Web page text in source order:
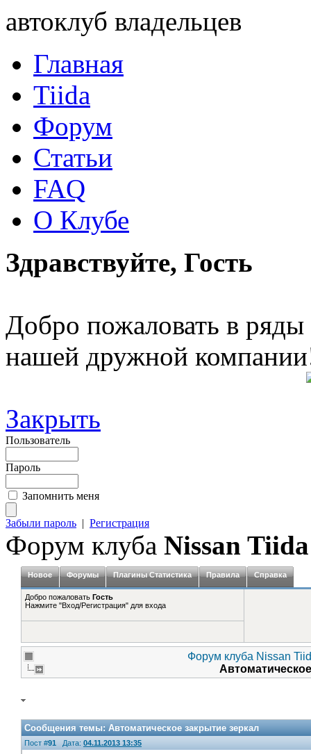
автоклуб владельцев
Главная
Tiida
Форум
Статьи
FAQ
О Клубе
Здравствуйте, Гость
Добро пожаловать в ряды
нашей дружной
Закрыть
Пользователь
Пароль
Запомнить меня
Забыли пароль | Регистрация
Форум клуба Nissan Tiida
Новое Форумы Плагины Статистика Правила Справка
Добро пожаловать Гость
Нажмите "Вход/Регистрация" для входа
Форум клуба Nissan
Сообщения темы:Автоматическое закрытие зеркал
Пост #91 Дата: 04.11.2013 13:35